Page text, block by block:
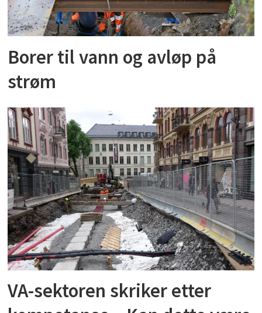
Borer til vann og avløp på
strøm
VA-sektoren skriker etter